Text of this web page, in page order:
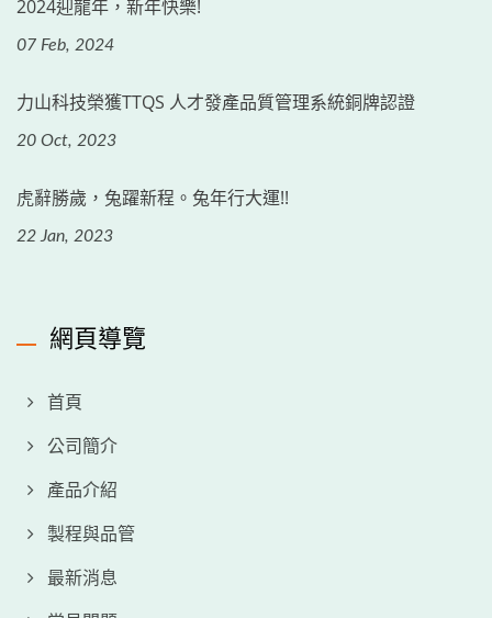
2024迎龍年，新年快樂!
07 Feb, 2024
力山科技榮獲TTQS 人才發產品質管理系統銅牌認證
20 Oct, 2023
虎辭勝歲，兔躍新程。兔年行大運!!
22 Jan, 2023
網頁導覽
首頁
公司簡介
產品介紹
製程與品管
最新消息